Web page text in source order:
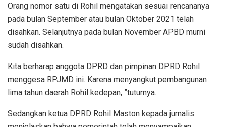
Orang nomor satu di Rohil mengatakan sesuai rencananya
pada bulan September atau bulan Oktober 2021 telah
disahkan. Selanjutnya pada bulan November APBD murni
sudah disahkan.
Kita berharap anggota DPRD dan pimpinan DPRD Rohil
menggesa RPJMD ini. Karena menyangkut pembangunan
lima tahun daerah Rohil kedepan, ”tuturnya.
Sedangkan ketua DPRD Rohil Maston kepada jurnalis